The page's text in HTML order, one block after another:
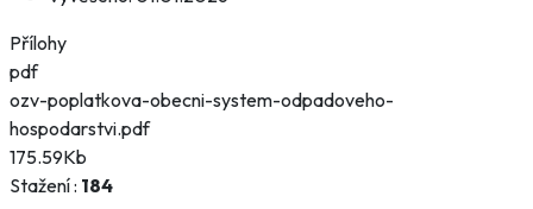
Přílohy
pdf
ozv-poplatkova-obecni-system-odpadoveho-
hospodarstvi.pdf
175.59Kb
Stažení : 184